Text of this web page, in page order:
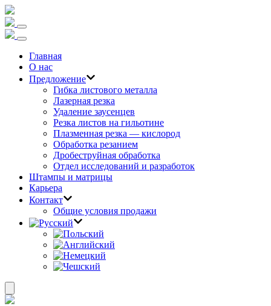
Главная
О нас
Предложение
Гибка листового металла
Лазерная резка
Удаление заусенцев
Резка листов на гильотине
Плазменная резка — кислород
Обработка резанием
Дробеструйная обработка
Отдел исследований и разработок
Штампы и матрицы
Карьера
Контакт
Общие условия продажи